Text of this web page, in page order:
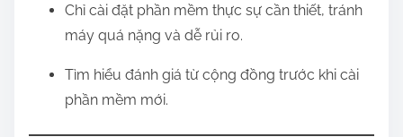
Chỉ cài đặt phần mềm thực sự cần thiết, tránh
máy quá nặng và dễ rủi ro.
Tìm hiểu đánh giá từ cộng đồng trước khi cài
phần mềm mới.